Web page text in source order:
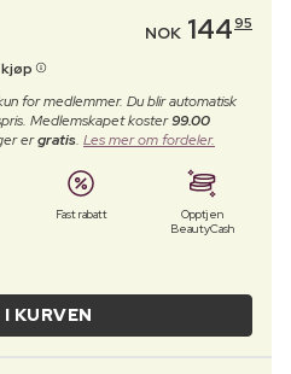
NOK 14495
for medlemmer. Du blir automatisk
Medlemskapet koster99.00
ergratis. Les mer om fordeler.
Fast rabatt
Opptjen
BeautyCash
I KURVEN